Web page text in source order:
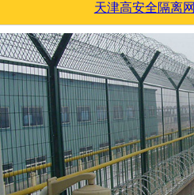
天津高安全隔离网